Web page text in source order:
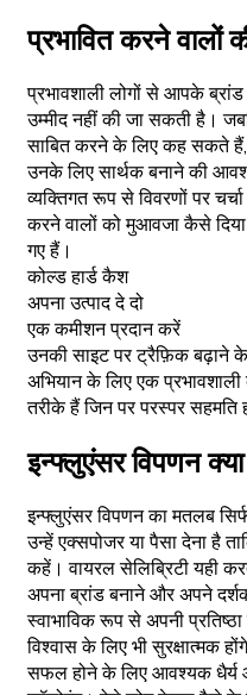
प्रभावित करने वालों
प्रभावशाली लोगों से आपके
उम्मीद नहीं की जा सकती है।
साबित करने के लिए कह सकते
उनके लिए सार्थक बनाने की
व्यक्तिगत रूप से विवरणों पर
करने वालों को मुआवजा कैसे
गए हैं।
कोल्ड हार्ड कैश
अपना उत्पाद दे दो
एक कमीशन प्रदान करें
उनकी साइट पर ट्रैफ़िक बढ़ाने
अभियान के लिए एक प्रभावशाली
तरीके हैं जिन पर परस्पर सहमति
इन्फ्लुएंसर विपणन
इन्फ्लुएंसर विपणन का मतलब
उन्हें एक्सपोजर या पैसा देना है
कहें। वायरल सेलिब्रिटी यही
अपना ब्रांड बनाने और अपने
स्वाभाविक रूप से अपनी
विश्वास के लिए भी सुरक्षात्मक
सफल होने के लिए आवश्यक धैर्य